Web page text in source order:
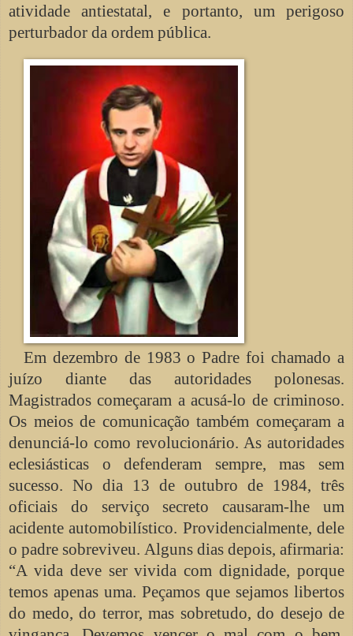
atividade antiestatal, e portanto, um perigoso
perturbador da ordem pública.
Em dezembro de 1983 o Padre foi chamado a
juízo diante das autoridades polonesas.
Magistrados começaram a acusá-lo de criminoso.
Os meios de comunicação também começaram a
denunciá-lo como revolucionário. As autoridades
eclesiásticas o defenderam sempre, mas sem
sucesso. No dia 13 de outubro de 1984, três
oficiais do serviço secreto causaram-lhe um
acidente automobilístico. Providencialmente, dele
o padre sobreviveu. Alguns dias depois, afirmaria:
“A vida deve ser vivida com dignidade, porque
temos apenas uma. Peçamos que sejamos libertos
do medo, do terror, mas sobretudo, do desejo de